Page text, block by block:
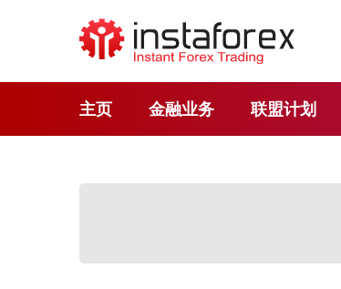
主页 金融业务 联盟计划